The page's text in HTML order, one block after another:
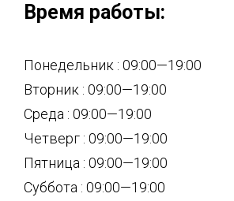
Время работы:
Понедельник : 09:00—19:00
Вторник : 09:00—19:00
Среда : 09:00—19:00
Четверг : 09:00—19:00
Пятница : 09:00—19:00
Суббота : 09:00—19:00